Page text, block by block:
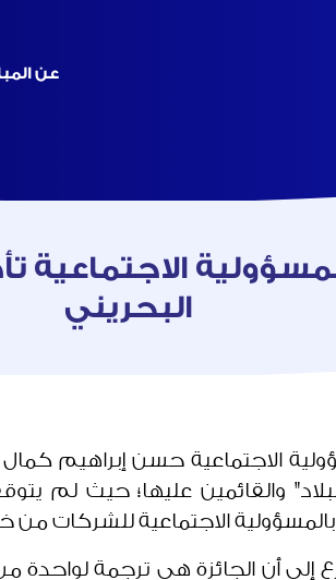
عن
الاجتماعية
البحريني
الاجتماعية حسن إبراهيم كمال
والقائمين عليها؛ حيث لم
الاجتماعية للشركات من
أن الجائزة هي ترجمة لواحدة من